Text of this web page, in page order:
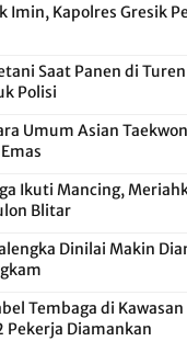
Imin, Kapolres Gresik
Saat Panen di
Polisi
Umum Asian
Ikuti Mancing,
Blitar
Dinilai Makin
Tembaga di
Pekerja Diamankan